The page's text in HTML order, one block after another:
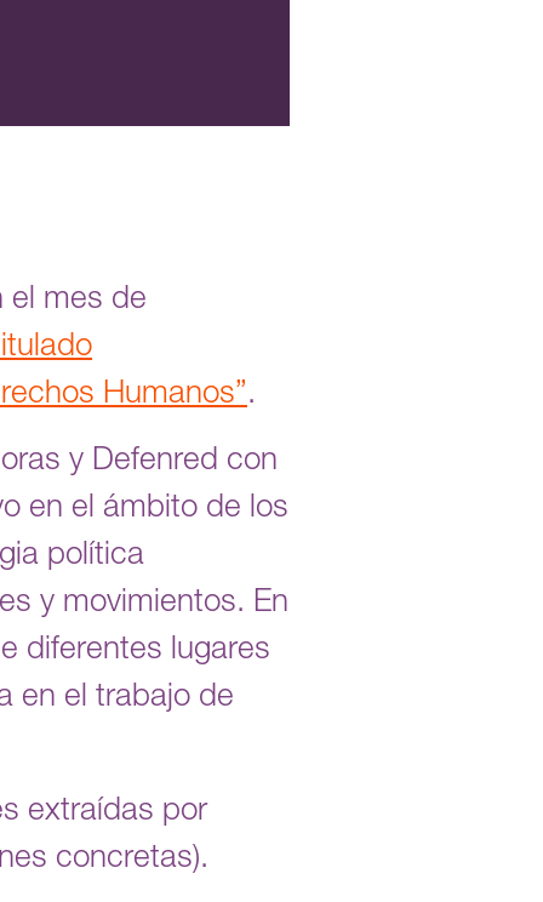
el mes de
Humanos”.
y Defenred con
en el ámbito de los
política
y movimientos. En
diferentes lugares
en el trabajo de
extraídas por
concretas).